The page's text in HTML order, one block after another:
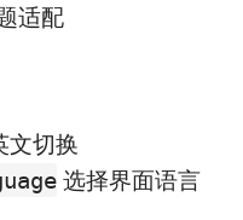
适配
文切换
选择界面语言